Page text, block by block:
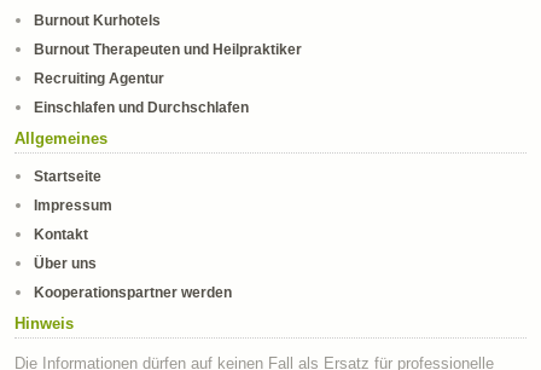
Burnout Kurhotels
Burnout Therapeuten und Heilpraktiker
Recruiting Agentur
Einschlafen und Durchschlafen
Allgemeines
Startseite
Impressum
Kontakt
Über uns
Kooperationspartner werden
Hinweis
Die Informationen dürfen auf keinen Fall als Ersatz für professionelle